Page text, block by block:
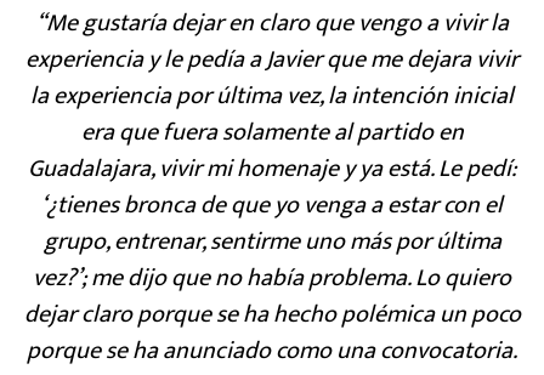
“Me gustaría dejar en claro que vengo a vivir la
experiencia y le pedía a Javier que me dejara vivir
la experiencia por última vez, la intención inicial
era que fuera solamente al partido en
Guadalajara, vivir mi homenaje y ya está. Le pedí:
‘¿tienes bronca de que yo venga a estar con el
grupo, entrenar, sentirme uno más por última
vez?’; me dijo que no había problema. Lo quiero
dejar claro porque se ha hecho polémica un poco
porque se ha anunciado como una convocatoria.